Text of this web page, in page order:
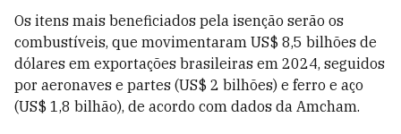
Os itens mais beneficiados pela isenção serão os
combustíveis, que movimentaram US$ 8,5 bilhões de
dólares em exportações brasileiras em 2024, seguidos
por aeronaves e partes (US$ 2 bilhões) e ferro e aço
(US$ 1,8 bilhão), de acordo com dados da Amcham.